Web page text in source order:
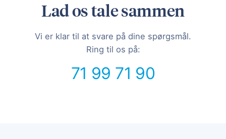
Lad os tale sammen
Vi er klar til at svare på dine spørgsmål.
Ring til os på:
71 99 71 90